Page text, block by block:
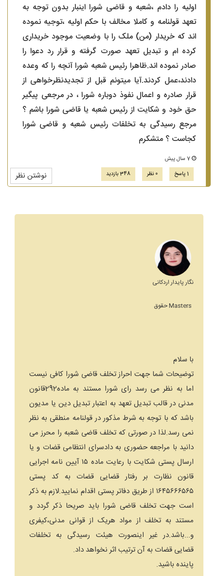
اولیه را دادم ،شعبه و قاضی شورا اینبار بدون توجه به
تعهد قولنامه و کاملا مخالف با حکم اولیه ،توجیه نموده
اند که خریدار (من) ملک را با وضعیت موجود خریداری
کرده ام و تبدیل تعهد صورت گرفته و قرار رد دعوا را
صادر نموده اند.ظاهرا رئیس شعبه شورا آنچه را که وعده
دادند،عمل کردند.آیا میتونم قبل از تجدیدنظرخواهی از
قرار صادره و اعمال نفوذ دوباره شورا ، در مرجعی پیگیر
حق خود و شکایت از رئیس شعبه یا قاضی شورا باشم ؟
مرجع رسیدگی به تخلفات رئیس شعبه و قاضی شورا
کجاست ؟ متشکرم
1 پاسخ
0 نظر 348 بازدید نوشتن نظر
نگار پایدار اردکانی
Masters حقوق
با سلام
توضیحات شما جهت احراز تخلف قاضی شورا کافی نیست
اما به نظر می رسد رای شورا مستند به ماده292قانون
مدنی در قالب تبدیل تعهد به اعتبار تبدیل دین یا مدیون
باشد که با توجه به شرط مذکور در قولنامه منطقی به نظر
نمی رسد.لذا در صورتی که تخلف قاضی شعبه را محرز می
دانید با مراجعه حضوری به دادسرای انتظامی قضات و یا
ارسال پستی شکایت با رعایت ماده ۱۵ آیین نامه اجرایی
قانون نظارت بر رفتار قضایی قضات به کد پستی
۱۶۴۵۶۶۶۵۶۵ از طریق دفاتر پستی اقدام نمایید.لازم به ذکر
است جهت تخلف قاضی شورا باید صریحا ذکر گردد و
مستند به تخلف از مواد هریک از قوانی مدنی،کیفری
و...باشد.در غیر اینصورت هیئت رسیدگی به تخلفات
قضایی قضات به آن ترتیب اثر نخواهد داد.
پاینده باشید.